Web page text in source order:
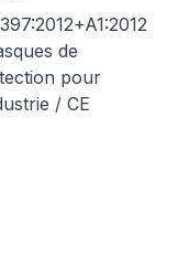
de
pour
/ CE